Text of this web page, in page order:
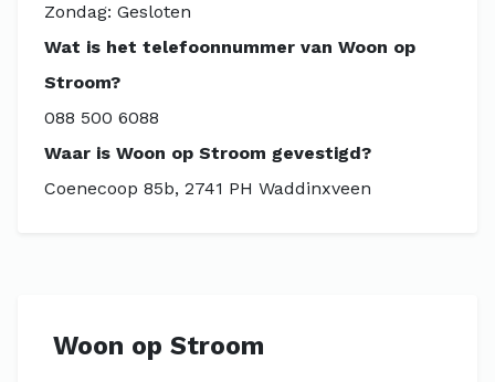
Zondag: Gesloten
Wat is het telefoonnummer van Woon op
Stroom?
088 500 6088
Waar is Woon op Stroom gevestigd?
Coenecoop 85b, 2741 PH Waddinxveen
Woon op Stroom